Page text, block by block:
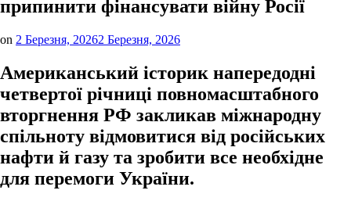
припинити фінансувати війну Росії
on 2 Березня, 20262 Березня, 2026
Американський історик напередодні
четвертої річниці повномасштабного
вторгнення РФ закликав міжнародну
спільноту відмовитися від російських
нафти й газу та зробити все необхідне
для перемоги України.